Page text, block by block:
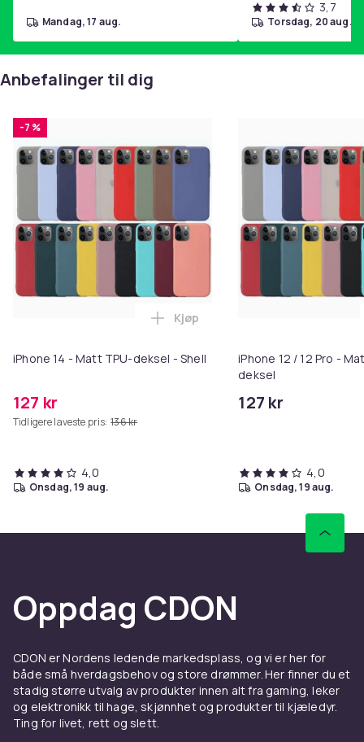
mandag, 17 aug.
3,7
torsdag, 20 aug.
Anbefalinger til dig
-7 %
iPhone 14 - Matt TPU-deksel - Shell
127 kr
Tidligere laveste pris: 136 kr
Legg iPhone 14 - Matt TPU-
Kjøp
4,0
onsdag, 19 aug.
iPhone 12 / 12 Pro -
deksel
127 kr
4,0
onsdag, 19 aug.
Oppdag CDON
CDON er Nordens ledende markedsplass, og vi er her for
både små hverdagsbehov og store drømmer. Her finner du et
stadig større utvalg av produkter innen alt fra gaming, leker
og elektronikk til hage, skjønnhet og produkter til kjæledyr.
Ting for livet, rett og slett.